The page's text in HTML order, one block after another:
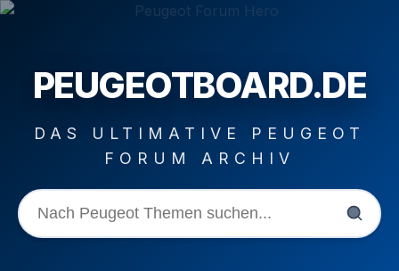
PEUGEOTBOARD.DE
DAS ULTIMATIVE PEUGEOT
FORUM ARCHIV